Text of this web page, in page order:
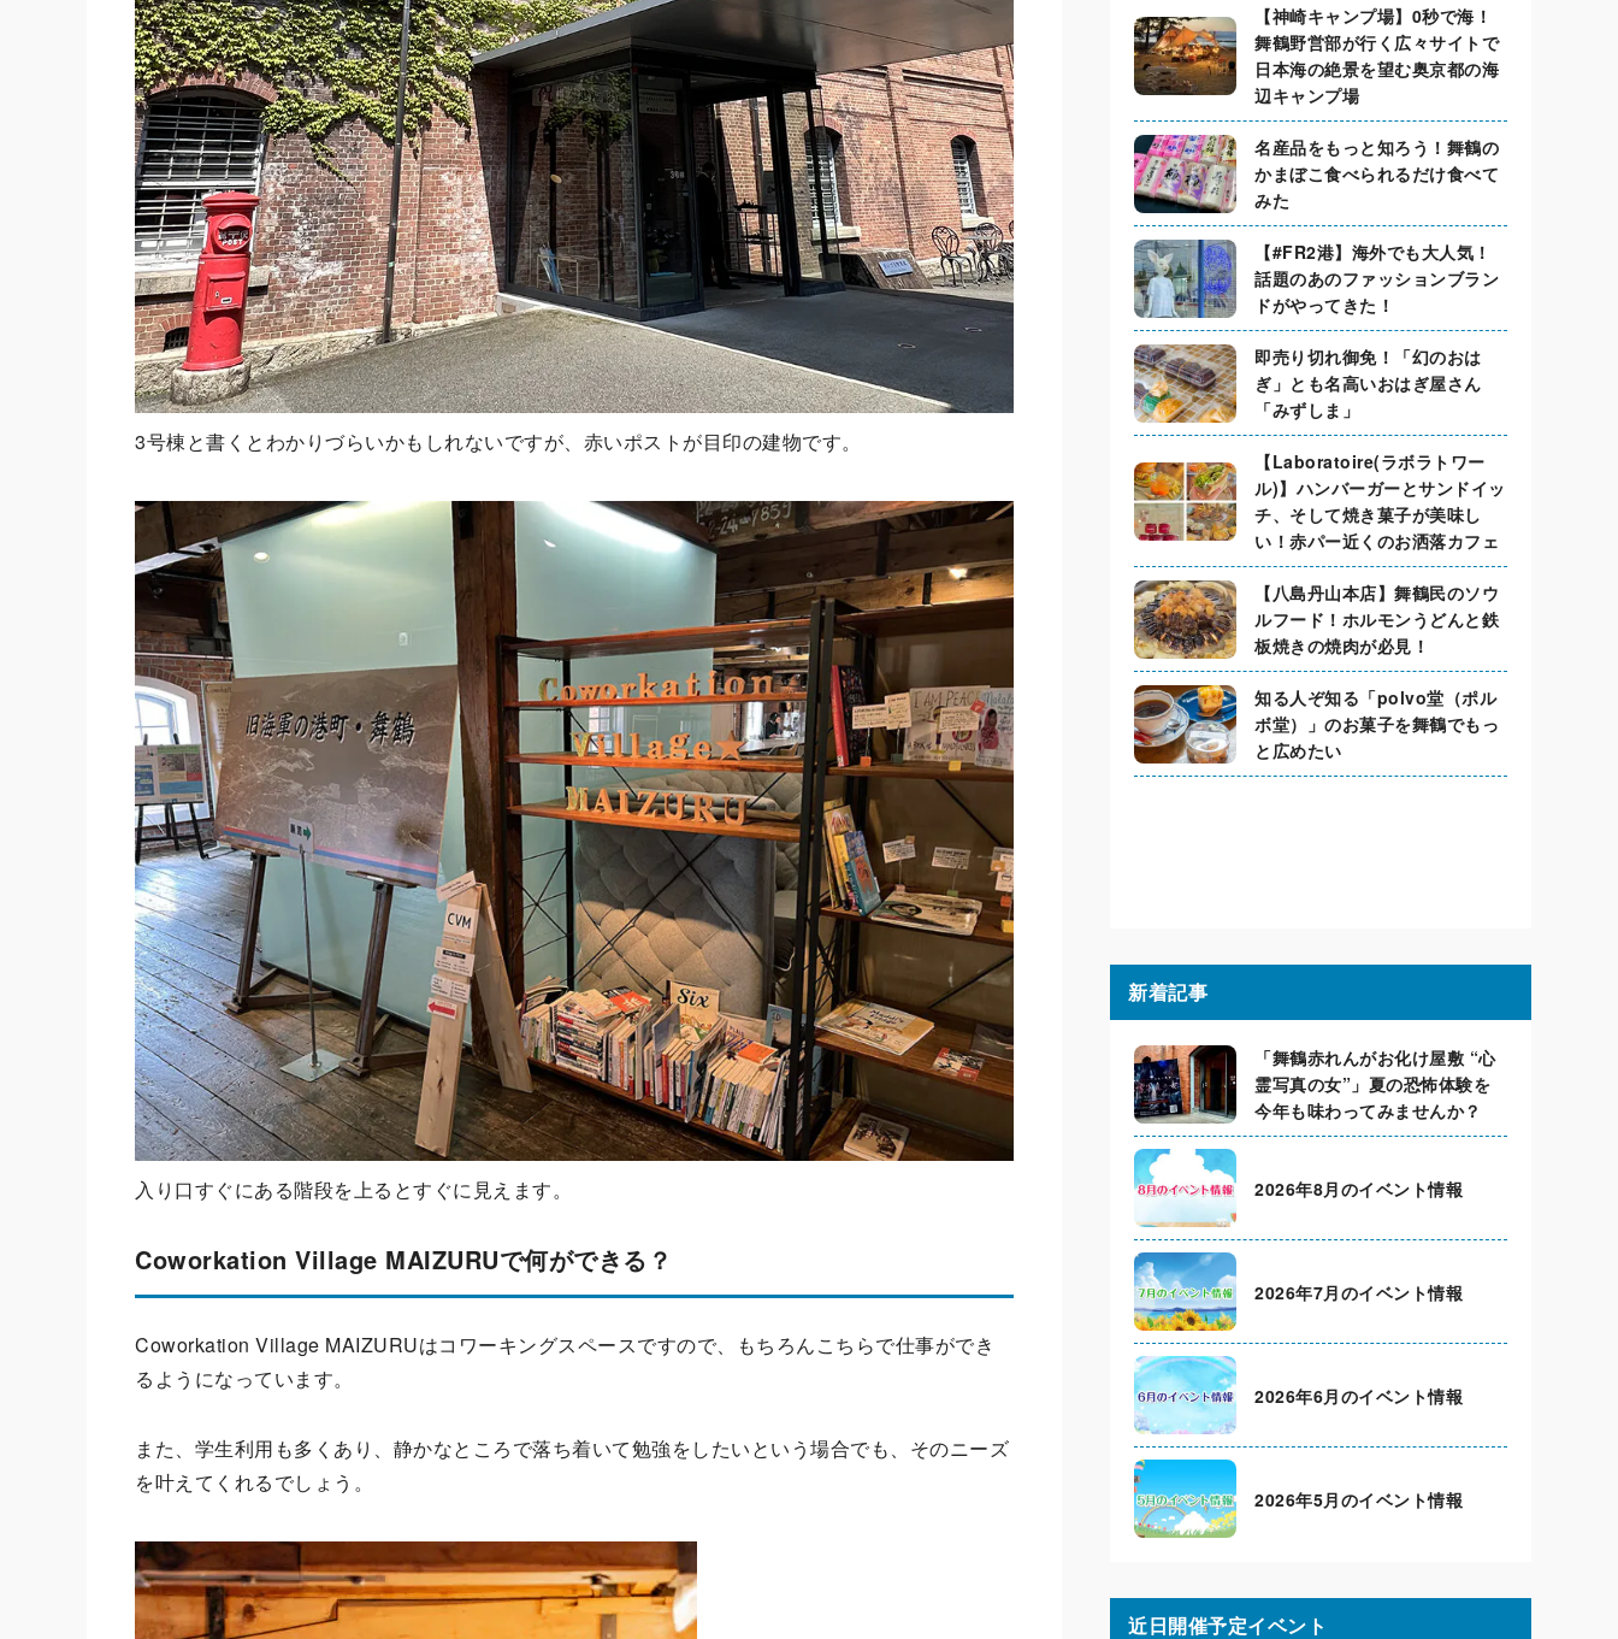
3号棟と書くとわかりづらいかもしれないですが、赤いポストが目印の建物です。
入り口すぐにある階段を上るとすぐに見えます。
Coworkation Village ​MAIZURUで何ができる？
Coworkation Village ​MAIZURUはコワーキングスペースですので、もちろんこちらで仕事ができ
るようになっています。
また、学生利用も多くあり、静かなところで落ち着いて勉強をしたいという場合でも、そのニーズ
を叶えてくれるでしょう。
【神崎キャンプ場】0秒で海！
舞鶴野営部が行く広々サイトで
日本海の絶景を望む奥京都の海
辺キャンプ場
名産品をもっと知ろう！舞鶴の
かまぼこ食べられるだけ食べて
みた
【#FR2港】海外でも大人気！
話題のあのファッションブラン
ドがやってきた！
即売り切れ御免！「幻のおは
ぎ」とも名高いおはぎ屋さん
「みずしま」
【Laboratoire(ラボラトワー
ル)】ハンバーガーとサンドイッ
チ、そして焼き菓子が美味し
い！赤パー近くのお洒落カフェ
【八島丹山本店】舞鶴民のソウ
ルフード！ホルモンうどんと鉄
板焼きの焼肉が必見！
知る人ぞ知る「polvo堂（ポル
ボ堂）」のお菓子を舞鶴でもっ
と広めたい
新着記事
「舞鶴赤れんがお化け屋敷 “心
霊写真の女”」夏の恐怖体験を
今年も味わってみませんか？
2026年8月のイベント情報
2026年7月のイベント情報
2026年6月のイベント情報
2026年5月のイベント情報
近日開催予定イベント